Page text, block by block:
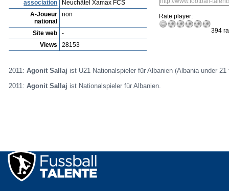
association
Neuchâtel Xamax FCS
A-Joueur
national
non
Site web
-
Views
28153
Rate player:
394
2011:Agonit Sallaj ist U21 Nationalspieler für Albanien (Albania under
2011:Agonit Sallaj ist Nationalspieler für Albanien.